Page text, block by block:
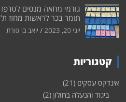
גורמי מחאה מנסים
תומר בכר לראשות מחוז
יוני 20, 2023 יואב בן פורת
קטגוריות
אינדקס עסקים (21)
ביגוד והנעלה בחולון (2)